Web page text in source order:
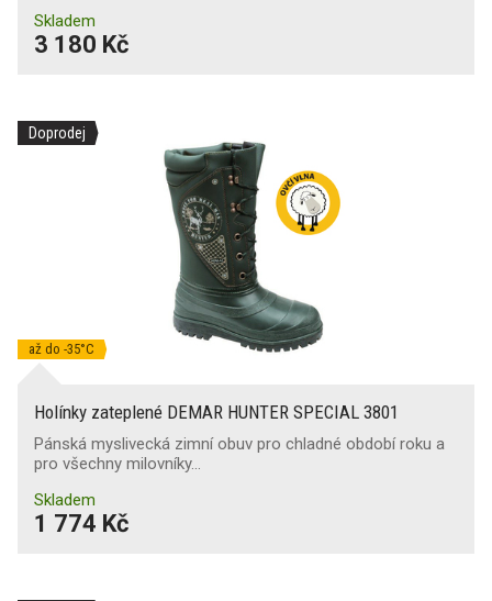
Skladem
3 180 Kč
Doprodej
až do -35°C
Holínky zateplené DEMAR HUNTER SPECIAL 3801
Pánská myslivecká zimní obuv pro chladné období roku a
pro všechny milovníky…
Skladem
1 774 Kč